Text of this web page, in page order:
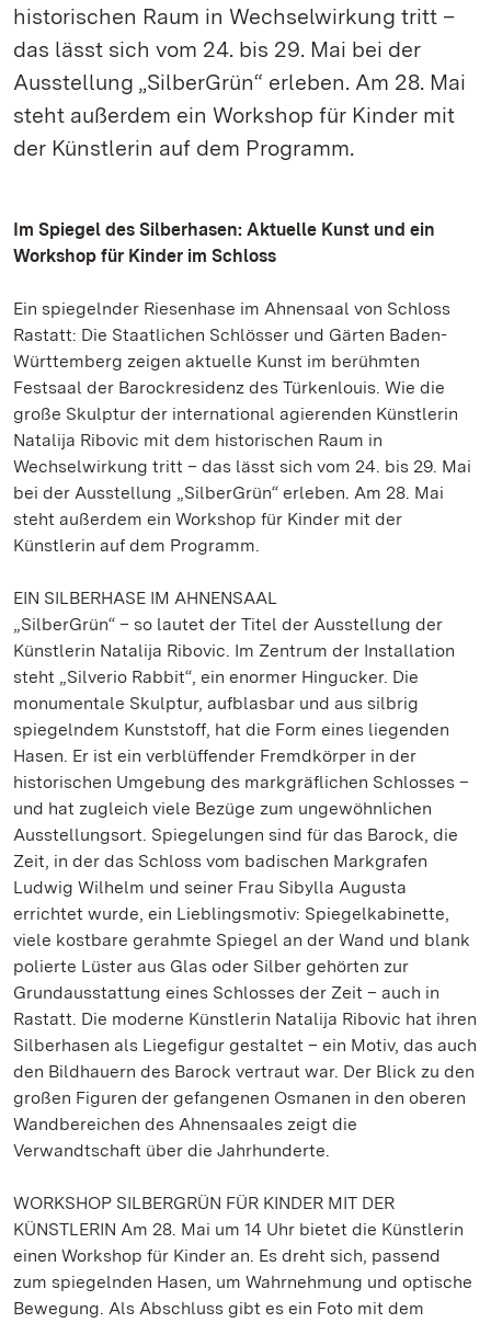
historischen Raum in Wechselwirkung tritt –
das lässt sich vom 24. bis 29. Mai bei der
Ausstellung „SilberGrün“ erleben. Am 28. Mai
steht außerdem ein Workshop für Kinder mit
der Künstlerin auf dem Programm.
Im Spiegel des Silberhasen: Aktuelle Kunst und ein
Workshop für Kinder im Schloss
Ein spiegelnder Riesenhase im Ahnensaal von Schloss
Rastatt: Die Staatlichen Schlösser und Gärten Baden-
Württemberg zeigen aktuelle Kunst im berühmten
Festsaal der Barockresidenz des Türkenlouis. Wie die
große Skulptur der international agierenden Künstlerin
Natalija Ribovic mit dem historischen Raum in
Wechselwirkung tritt – das lässt sich vom 24. bis 29. Mai
bei der Ausstellung „SilberGrün“ erleben. Am 28. Mai
steht außerdem ein Workshop für Kinder mit der
Künstlerin auf dem Programm.
EIN SILBERHASE IM AHNENSAAL
„SilberGrün“ – so lautet der Titel der Ausstellung der
Künstlerin Natalija Ribovic. Im Zentrum der Installation
steht „Silverio Rabbit“, ein enormer Hingucker. Die
monumentale Skulptur, aufblasbar und aus silbrig
spiegelndem Kunststoff, hat die Form eines liegenden
Hasen. Er ist ein verblüffender Fremdkörper in der
historischen Umgebung des markgräflichen Schlosses –
und hat zugleich viele Bezüge zum ungewöhnlichen
Ausstellungsort. Spiegelungen sind für das Barock, die
Zeit, in der das Schloss vom badischen Markgrafen
Ludwig Wilhelm und seiner Frau Sibylla Augusta
errichtet wurde, ein Lieblingsmotiv: Spiegelkabinette,
viele kostbare gerahmte Spiegel an der Wand und blank
polierte Lüster aus Glas oder Silber gehörten zur
Grundausstattung eines Schlosses der Zeit – auch in
Rastatt. Die moderne Künstlerin Natalija Ribovic hat ihren
Silberhasen als Liegefigur gestaltet – ein Motiv, das auch
den Bildhauern des Barock vertraut war. Der Blick zu den
großen Figuren der gefangenen Osmanen in den oberen
Wandbereichen des Ahnensaales zeigt die
Verwandtschaft über die Jahrhunderte.
WORKSHOP SILBERGRÜN FÜR KINDER MIT DER
KÜNSTLERIN Am 28. Mai um 14 Uhr bietet die Künstlerin
einen Workshop für Kinder an. Es dreht sich, passend
zum spiegelnden Hasen, um Wahrnehmung und optische
Bewegung. Als Abschluss gibt es ein Foto mit dem